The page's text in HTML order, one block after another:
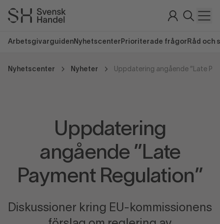
Arbetsgivarguiden Nyhetscenter Prioriterade frågor Råd och
Nyhetscenter Nyheter
Uppdatering
angående ”Late
Payment Regulation”
Diskussioner kring EU-kommissionens